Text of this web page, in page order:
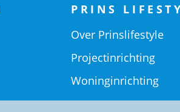
PRINS
Over Prinslifestyle
Projectinrichting
Woninginrichting